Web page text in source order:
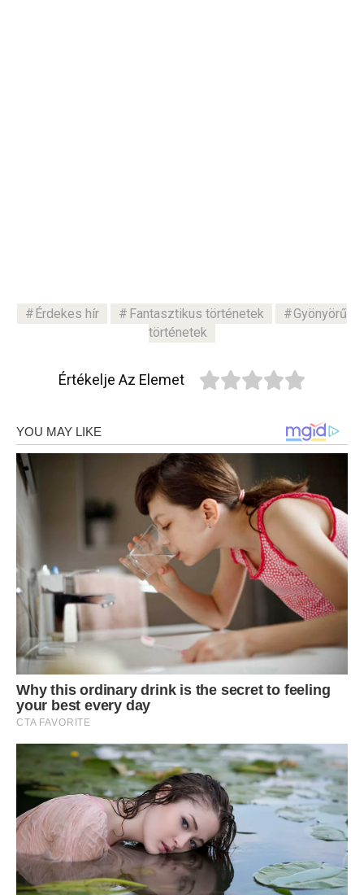
Érdekes hír Fantasztikus történetek
Gyönyörű
történetek
Értékelje Az Elemet